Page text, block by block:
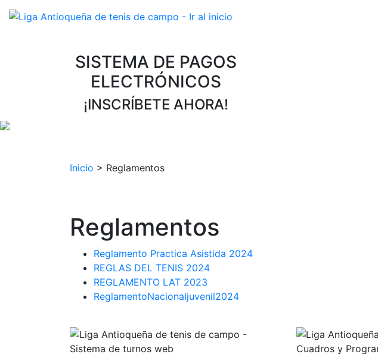
SISTEMA DE PAGOS
ELECTRÓNICOS
¡INSCRÍBETE AHORA!
Inicio > Reglamentos
Reglamentos
Reglamento Practica Asistida 2024
REGLAS DEL TENIS 2024
REGLAMENTO LAT 2023
ReglamentoNacionaljuvenil2024